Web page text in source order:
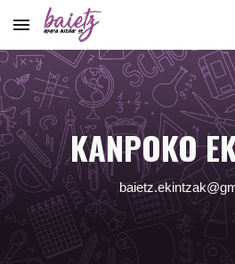
Skip to main content
KANPOKO